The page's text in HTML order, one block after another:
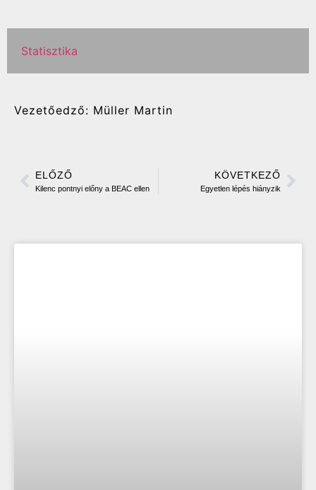
Statisztika
Vezetőedző: Müller Martin
ELŐZŐ
Kilenc pontnyi előny a BEAC ellen
KÖVETKEZŐ
Egyetlen lépés hiányzik